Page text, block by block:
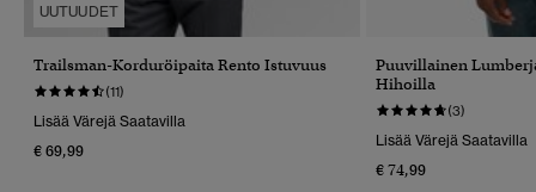
UUTUUDET
Trailsman-Korduröipaita Rento Istuvuus
(11)
Lisää Värejä Saatavilla
€ 69,99
Puuvillainen
Hihoilla
(3)
Lisää Värejä Saatavilla
€ 74,99